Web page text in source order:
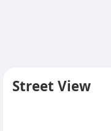
Street View